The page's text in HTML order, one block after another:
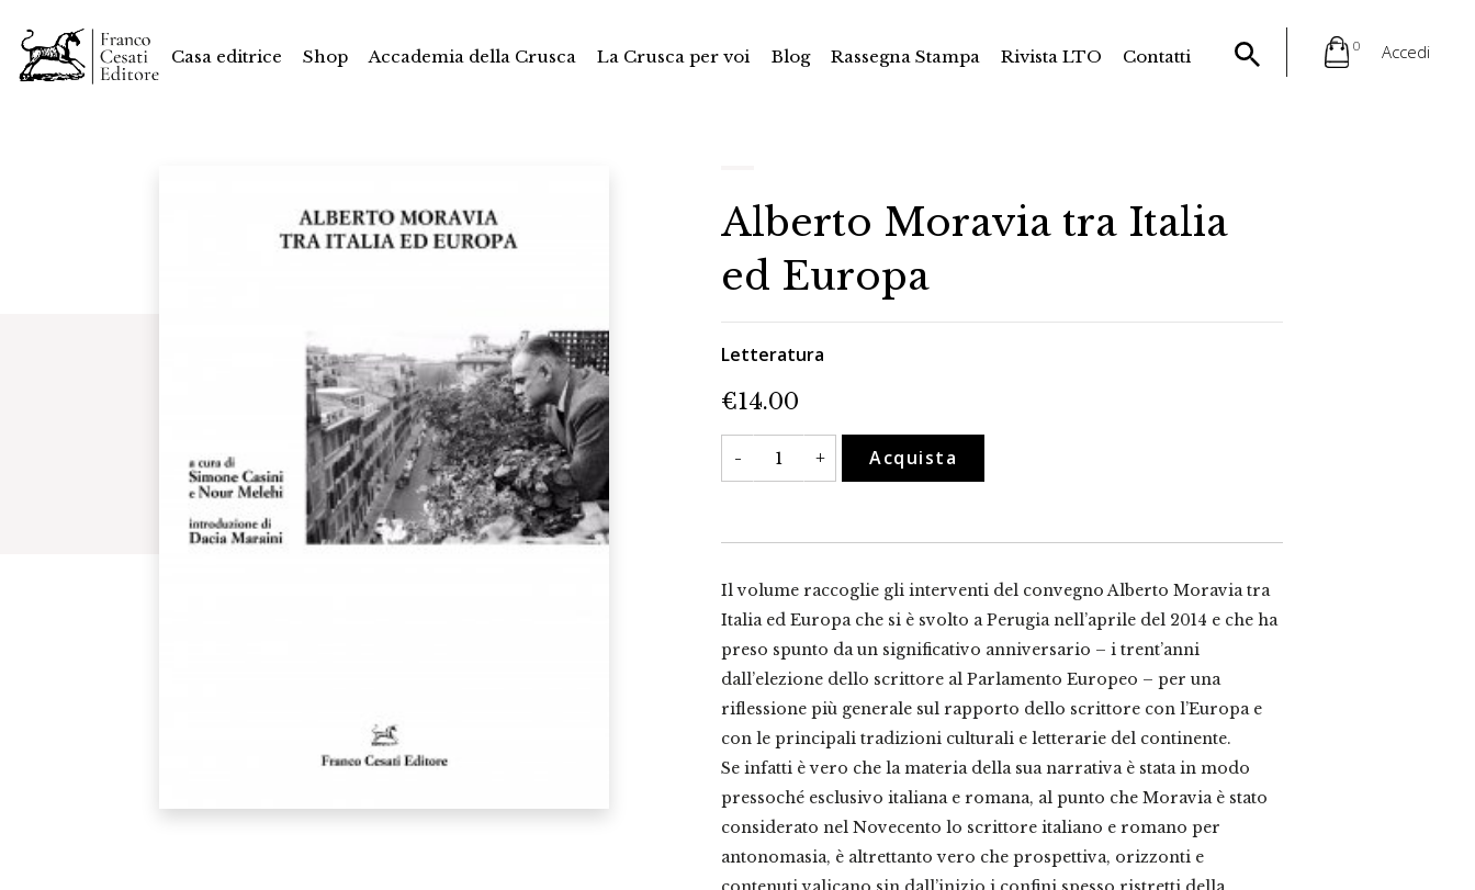
Casa editrice Shop Accademia della Crusca La Crusca per voi Blog Rassegna Stampa Rivista LTO Contatti
0 Accedi
Alberto Moravia tra Italia
ed Europa
Letteratura
€14.00
-
Alberto
Moravia
tra
quantità
+ Acquista
Il volume raccoglie gli interventi del convegno Alberto Moravia tra
Italia ed Europa che si è svolto a Perugia nell’aprile del 2014 e che ha
preso spunto da un significativo anniversario – i trent’anni
dall’elezione dello scrittore al Parlamento Europeo – per una
riflessione più generale sul rapporto dello scrittore con l’Europa e
con le principali tradizioni culturali e letterarie del continente.
Se infatti è vero che la materia della sua narrativa è stata in modo
pressoché esclusivo italiana e romana, al punto che Moravia è stato
considerato nel Novecento lo scrittore italiano e romano per
antonomasia, è altrettanto vero che prospettiva, orizzonti e